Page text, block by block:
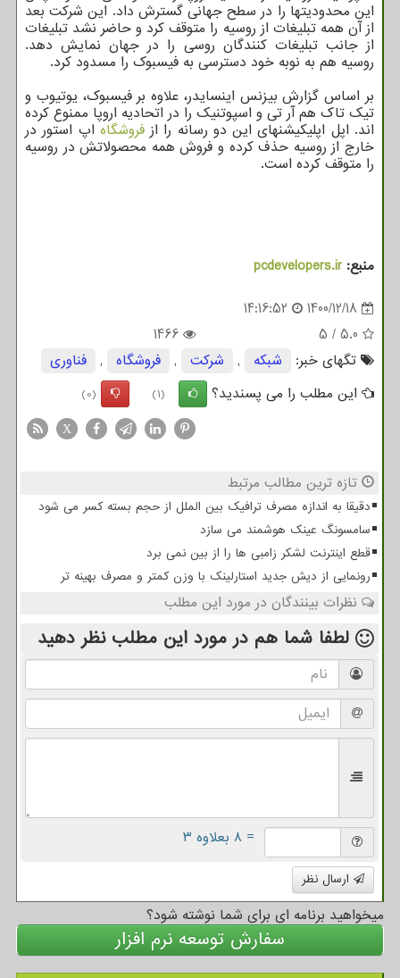
این محدودیتها را در سطح جهانی گسترش داد. این شرکت بعد
از آن همه تبلیغات از روسیه را متوقف کرد و حاضر نشد تبلیغات
از جانب تبلیغات کنندگان روسی را در جهان نمایش دهد.
روسیه هم به نوبه خود دسترسی به فیسبوک را مسدود کرد.
بر اساس گزارش بیزنس اینسایدر، علاوه بر فیسبوک، یوتیوب و
تیک تاک هم آر تی و اسپوتنیک را در اتحادیه اروپا ممنوع کرده
اند. اپل اپلیکیشنهای این دو رسانه را ازفروشگاه اپ استور در
خارج از روسیه حذف کرده و فروش همه محصولاتش در روسیه
را متوقف کرده است.
منبع:pcdevelopers.ir
1400/12/18
14:16:52
5.0
/
5
1466
تگهای خبر:
شبكه , شركت , فروشگاه ,
فناوری
این مطلب را می پسندید؟
(1)
(0)
X
تازه ترین مطالب مرتبط
دقیقا به اندازه مصرف ترافیک بین الملل از حجم بسته کسر می شود
سامسونگ عینک هوشمند می سازد
قطع اینترنت لشکر زامبی ها را از بین نمی برد
رونمایی از دیش جدید استارلینک با وزن کمتر و مصرف بهینه تر
نظرات بینندگان در مورد این مطلب
لطفا شما هم در مورد این مطلب نظر دهید
= ۸ بعلاوه ۳
ارسال نظر
میخواهید برنامه ای برای شما نوشته شود؟
سفارش توسعه نرم افزار